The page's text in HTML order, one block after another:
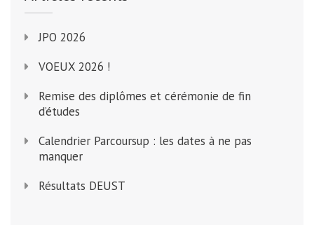
JPO 2026
VOEUX 2026 !
Remise des diplômes et cérémonie de fin
d’études
Calendrier Parcoursup : les dates à ne pas
manquer
Résultats DEUST